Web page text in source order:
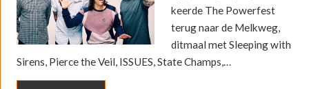
keerde The Powerfest
terug naar de Melkweg,
ditmaal met Sleeping with
Sirens, Pierce the Veil, ISSUES, State Champs,…